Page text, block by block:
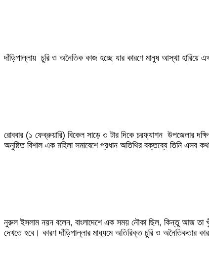
‎দাঁড়িপাল্লায় চুরি ও অনৈতিক কাজ হচ্ছে যার কারণে মানুষ আস্থা হারিয়ে
‎রোববার (১ ফেব্রুয়ারি) বিকেল সাড়ে ৩ টার দিকে চরফ্যাশন উপজেলার
অনুষ্ঠিত বিশাল এক মহিলা সমাবেশে প্রধান অতিথির বক্তব্যে তিনি এসব
‎নুরুল ইসলাম নয়ন বলেন, বাংলাদেশে এক সময় নৌকা ছিল, কিন্তু আজ তা খুঁজে
দেখতে হবে। কারণ দাঁড়িপাল্লার মাধ্যমে অতিরিক্ত চুরি ও অনৈতিকতার